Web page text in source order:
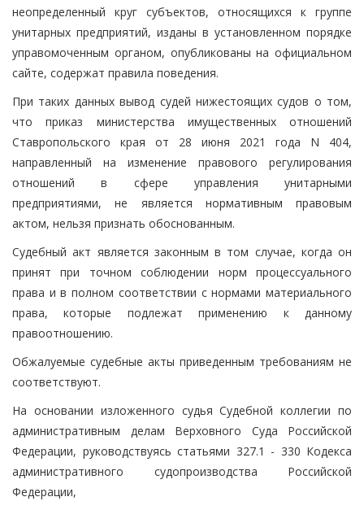
неопределенный круг субъектов, относящихся к группе
унитарных предприятий, изданы в установленном порядке
управомоченным органом, опубликованы на официальном
сайте, содержат правила поведения.
При таких данных вывод судей нижестоящих судов о том,
что приказ министерства имущественных отношений
Ставропольского края от 28 июня 2021 года N 404,
направленный на изменение правового регулирования
отношений в сфере управления унитарными
предприятиями, не является нормативным правовым
актом, нельзя признать обоснованным.
Судебный акт является законным в том случае, когда он
принят при точном соблюдении норм процессуального
права и в полном соответствии с нормами материального
права, которые подлежат применению к данному
правоотношению.
Обжалуемые судебные акты приведенным требованиям не
соответствуют.
На основании изложенного судья Судебной коллегии по
административным делам Верховного Суда Российской
Федерации, руководствуясь статьями 327.1 - 330 Кодекса
административного судопроизводства Российской
Федерации,